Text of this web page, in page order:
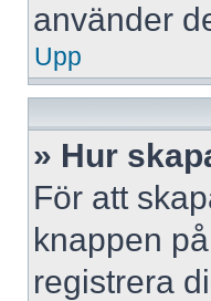
använder
Upp
» Hur
För att
knappen
registrera